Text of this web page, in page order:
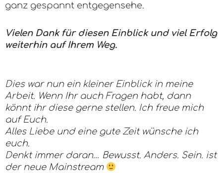
ganz gespannt entgegensehe.
Vielen Dank für diesen Einblick und viel Erfolg
weiterhin auf Ihrem Weg.
Dies war nun ein kleiner Einblick in meine
Arbeit. Wenn Ihr auch Fragen habt, dann
könnt ihr diese gerne stellen. Ich freue mich
auf Euch.
Alles Liebe und eine gute Zeit wünsche ich
euch.
Denkt immer daran… Bewusst. Anders. Sein. ist
der neue Mainstream